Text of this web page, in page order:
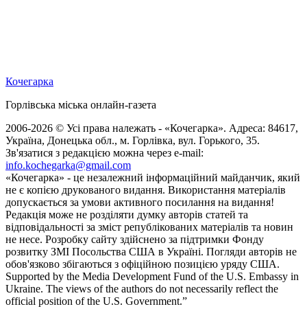
Кочегарка
Горлівська міська онлайн-газета
2006-2026 © Усі права належать - «Кочегарка». Адреса: 84617,
Україна, Донецька обл., м. Горлівка, вул. Горького, 35.
Зв'язатися з редакцією можна через e-mail:
info.kochegarka@gmail.com
«Кочегарка» - це незалежний інформаційний майданчик, який
не є копією друкованого видання. Використання матеріалів
допускається за умови активного посилання на видання!
Редакція може не розділяти думку авторів статей та
відповідальності за зміст републікованих матеріалів та новин
не несе. Розробку сайту здійснено за підтримки Фонду
розвитку ЗМІ Посольства США в Україні. Погляди авторів не
обов'язково збігаються з офіційною позицією уряду США.
Supported by the Media Development Fund of the U.S. Embassy in
Ukraine. The views of the authors do not necessarily reflect the
official position of the U.S. Government.”